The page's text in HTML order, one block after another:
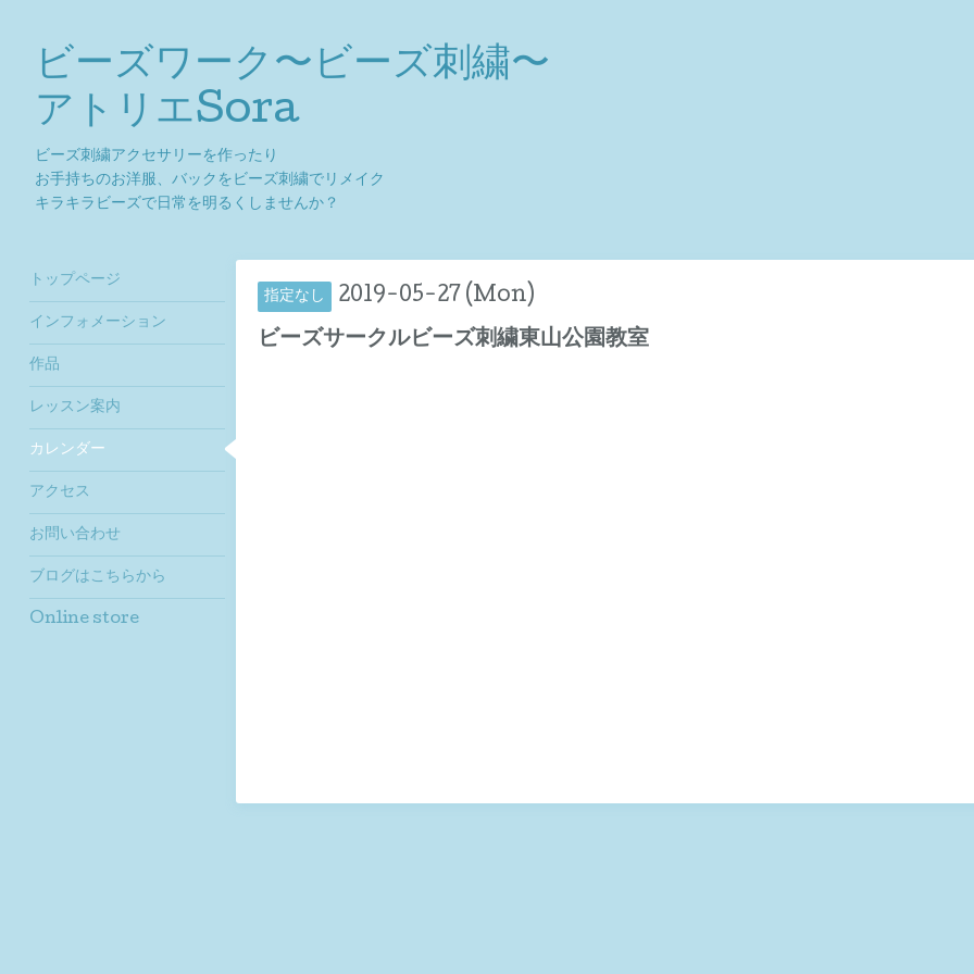
ビーズワーク〜ビーズ刺繍〜
アトリエSora
ビーズ刺繍アクセサリーを作ったり
お手持ちのお洋服、バックをビーズ刺繍でリメイク
キラキラビーズで日常を明るくしませんか？
指定なし 2019-05-27 (Mon)
ビーズサークルビーズ刺繍東山公園教室
トップページ
インフォメーション
作品
レッスン案内
カレンダー
アクセス
お問い合わせ
ブログはこちらから
Online store